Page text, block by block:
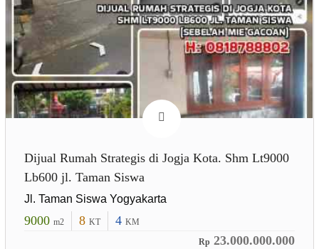
Dijual Rumah Strategis di Jogja Kota. Shm Lt9000
Lb600 jl. Taman Siswa
Jl. Taman Siswa Yogyakarta
9000 m2 8 KT 4 KM
Rp 23.000.000.000